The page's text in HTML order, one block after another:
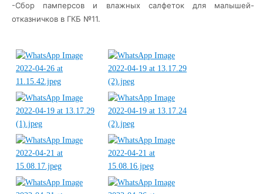
-Сбор памперсов и влажных салфеток для малышей-
отказничков в ГКБ №11.